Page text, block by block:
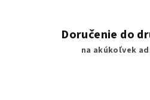
Doručenie do
na akúkoľvek